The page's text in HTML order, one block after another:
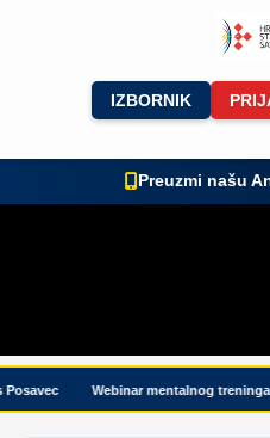
IZBORNIK
Preuzmi našu
Webinar mentalnog treninga